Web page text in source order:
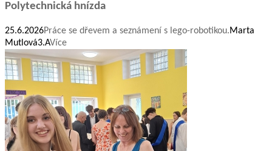
Polytechnická hnízda
25.6.2026Práce se dřevem a seznámení s lego-robotikou.Marta
Mutlová3.AVíce